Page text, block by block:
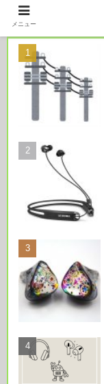
本日のおすすめ
メニュー